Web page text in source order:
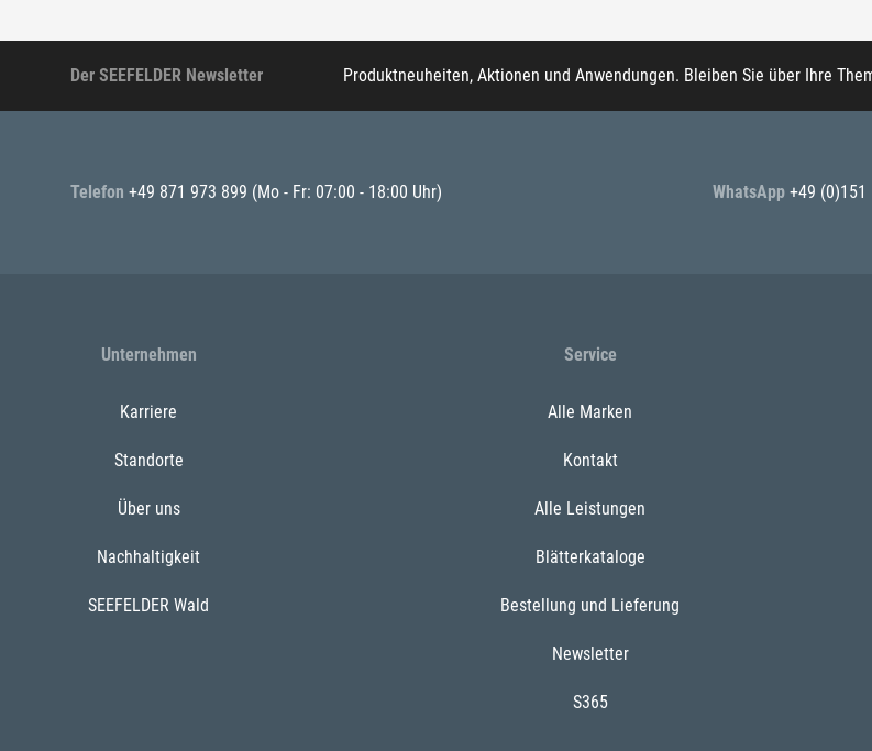
Der SEEFELDER Newsletter Produktneuheiten, Aktionen und Anwendungen. Bleiben Sie über Ihre
Telefon +49 871 973 899 (Mo - Fr: 07:00 - 18:00 Uhr) WhatsApp +49 (0)151
Unternehmen
Karriere
Standorte
Über uns
Nachhaltigkeit
SEEFELDER Wald
Service
Alle Marken
Kontakt
Alle Leistungen
Blätterkataloge
Bestellung und Lieferung
Newsletter
S365